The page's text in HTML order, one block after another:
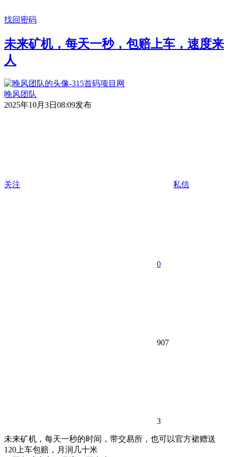
找回密码
未来矿机，每天一秒，包赔上车，速度来
人
晚风团队
2025年10月3日08:09发布
关注 私信
0
907
3
未来矿机，每天一秒的时间，带交易所，也可以官方裙赠送
120上车包赔，月润几十米